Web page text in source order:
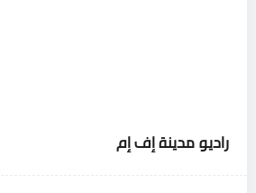
راديو مدينة إف إم